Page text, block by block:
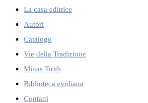
La casa editrice
Autori
Catalogo
Vie della Tradizione
Minas Tirith
Biblioteca evoliana
Contatti